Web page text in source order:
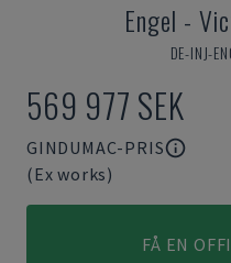
Engel -
DE-INJ-
569 977 SEK
GINDUMAC-PRIS
(Ex works)
FÅ EN